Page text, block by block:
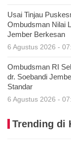
Usai Tinjau
Ombudsman Nilai
Jember Berkesan
6 Agustus 2026 -
Ombudsman RI
dr. Soebandi
Standar
6 Agustus 2026 -
Trending di